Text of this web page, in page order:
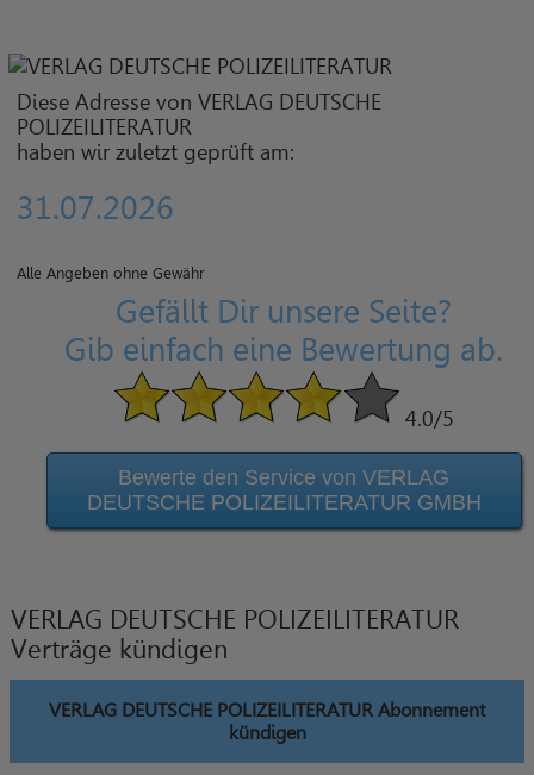
Diese Adresse von VERLAG DEUTSCHE
POLIZEILITERATUR
haben wir zuletzt geprüft am:
31.07.2026
Alle Angeben ohne Gewähr
Gefällt Dir unsere Seite?
Gib einfach eine Bewertung ab.
4.0/5
Bewerte den Service von VERLAG
DEUTSCHE POLIZEILITERATUR GMBH
VERLAG DEUTSCHE POLIZEILITERATUR
Verträge kündigen
VERLAG DEUTSCHE POLIZEILITERATUR Abonnement
kündigen